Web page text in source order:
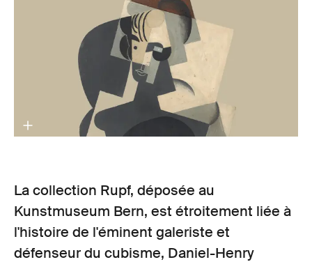
La collection Rupf, déposée au
Kunstmuseum Bern, est étroitement liée à
l'histoire de l'éminent galeriste et
défenseur du cubisme, Daniel-Henry